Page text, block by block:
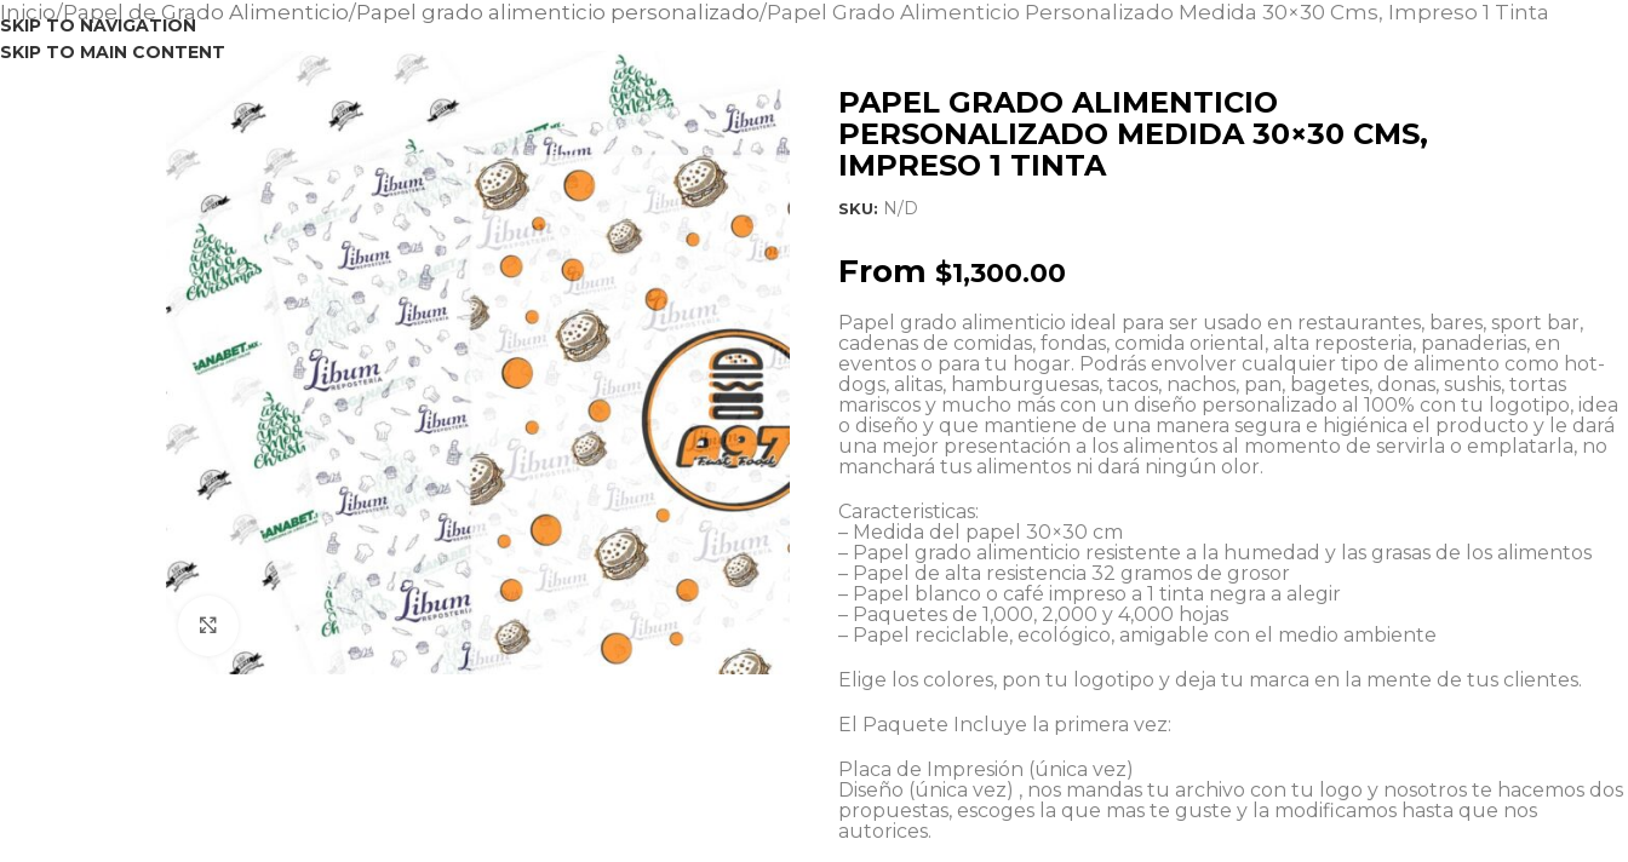
SKIP TO NAVIGATION
SKIP TO MAIN CONTENT
Inicio Papel de Grado Alimenticio Papel grado alimenticio personalizado Papel Grado Alimenticio Personalizado Medida 30×30 Cms, Impreso 1 Tinta
Click to enlarge
PAPEL GRADO ALIMENTICIO
PERSONALIZADO MEDIDA 30×30 CMS,
IMPRESO 1 TINTA
SKU: N/D
From $1,300.00
Papel grado alimenticio ideal para ser usado en restaurantes, bares, sport bar,
cadenas de comidas, fondas, comida oriental, alta reposteria, panaderias, en
eventos o para tu hogar. Podrás envolver cualquier tipo de alimento como hot-
dogs, alitas, hamburguesas, tacos, nachos, pan, bagetes, donas, sushis, tortas
mariscos y mucho más con un diseño personalizado al 100% con tu logotipo, idea
o diseño y que mantiene de una manera segura e higiénica el producto y le dará
una mejor presentación a los alimentos al momento de servirla o emplatarla, no
manchará tus alimentos ni dará ningún olor.
Caracteristicas:
– Medida del papel 30×30 cm
– Papel grado alimenticio resistente a la humedad y las grasas de los alimentos
– Papel de alta resistencia 32 gramos de grosor
– Papel blanco o café impreso a 1 tinta negra a alegir
– Paquetes de 1,000, 2,000 y 4,000 hojas
– Papel reciclable, ecológico, amigable con el medio ambiente
Elige los colores, pon tu logotipo y deja tu marca en la mente de tus clientes.
El Paquete Incluye la primera vez:
Placa de Impresión (única vez)
Diseño (única vez) , nos mandas tu archivo con tu logo y nosotros te hacemos dos
propuestas, escoges la que mas te guste y la modificamos hasta que nos
autorices.